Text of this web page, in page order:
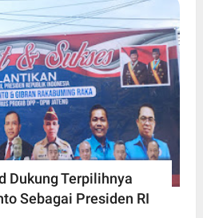
Dukung Terpilihnya
Sebagai Presiden RI